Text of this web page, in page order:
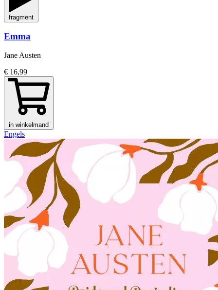
fragment
Emma
Jane Austen
€ 16,99
in winkelmand
Engels